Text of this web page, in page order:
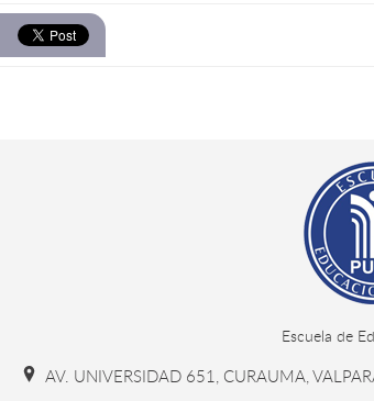
Escuela de
AV. UNIVERSIDAD 651, CURAUMA,